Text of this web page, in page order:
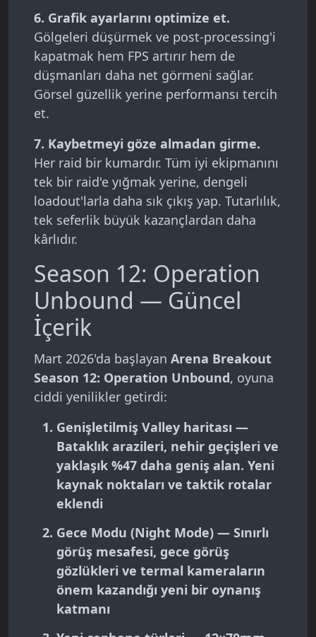
6. Grafik ayarlarını optimize et.
Gölgeleri düşürmek ve post-processing'i
kapatmak hem FPS artırır hem de
düşmanları daha net görmeni sağlar.
Görsel güzellik yerine performansı tercih
et.
7. Kaybetmeyi göze almadan girme.
Her raid bir kumardır. Tüm iyi ekipmanını
tek bir raid'e yığmak yerine, dengeli
loadout'larla daha sık çıkış yap. Tutarlılık,
tek seferlik büyük kazançlardan daha
kârlıdır.
Season 12: Operation
Unbound — Güncel
İçerik
Mart 2026'da başlayan Arena Breakout
Season 12: Operation Unbound, oyuna
ciddi yenilikler getirdi:
Genişletilmiş Valley haritası —
Bataklık arazileri, nehir geçişleri ve
yaklaşık %47 daha geniş alan. Yeni
kaynak noktaları ve taktik rotalar
eklendi
Gece Modu (Night Mode) — Sınırlı
görüş mesafesi, gece görüş
gözlükleri ve termal kameraların
önem kazandığı yeni bir oynanış
katmanı